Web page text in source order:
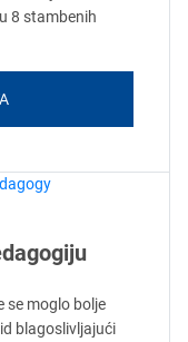
8 stambenih
se moglo bolje
blagoslivljajući